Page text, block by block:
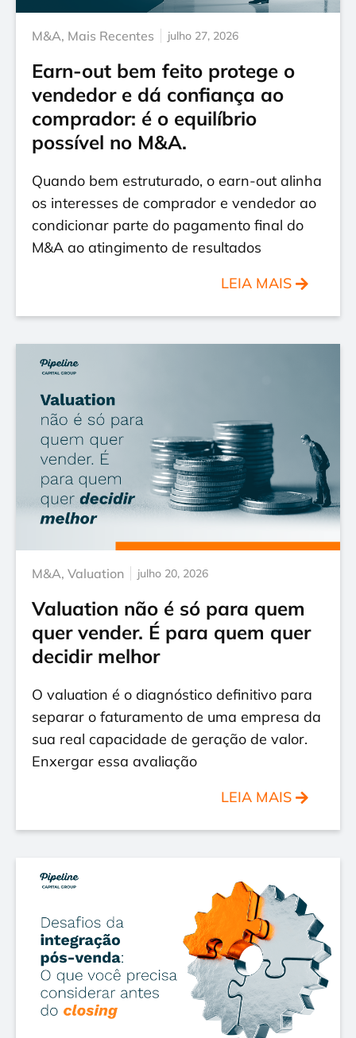
M&A, Mais Recentes julho 27, 2026
Earn-out bem feito protege o
vendedor e dá confiança ao
comprador: é o equilíbrio
possível no M&A.
Quando bem estruturado, o earn-out alinha
os interesses de comprador e vendedor ao
condicionar parte do pagamento final do
M&A ao atingimento de resultados
LEIA MAIS
M&A, Valuation julho 20, 2026
Valuation não é só para quem
quer vender. É para quem quer
decidir melhor
O valuation é o diagnóstico definitivo para
separar o faturamento de uma empresa da
sua real capacidade de geração de valor.
Enxergar essa avaliação
LEIA MAIS